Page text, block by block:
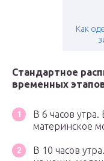
Как
Стандартное
временных
В 6 часов
материнское
В 10 часов